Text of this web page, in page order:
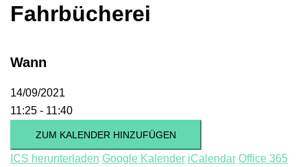
Fahrbücherei
Wann
14/09/2021
11:25 - 11:40
ZUM KALENDER HINZUFÜGEN
ICS herunterladen Google Kalender iCalendar Office 365